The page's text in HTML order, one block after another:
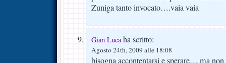
Zuniga tanto invocato….vaia vaia
Gian Lucaha scritto:
Agosto 24th, 2009 alle 18:08
bisogna accontentarsi e sperare… ma